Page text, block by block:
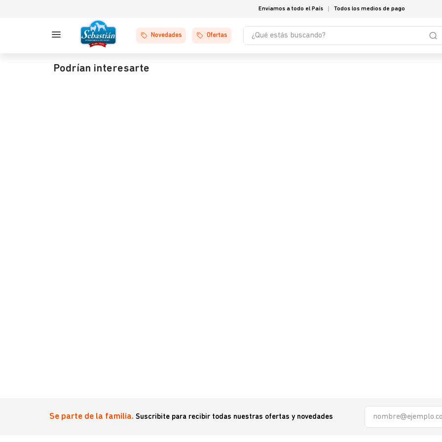
Enviamos a todo el País Todos los medios de pago
Novedades Ofertas
¿Qué estás buscando?
Podrían interesarte
Se parte de la familia. Suscribite para recibir todas nuestras ofertas y novedades